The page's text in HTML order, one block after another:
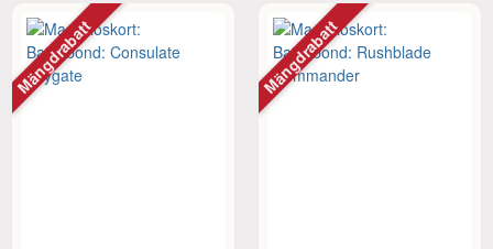
Mängdrabatt Mängdrabatt